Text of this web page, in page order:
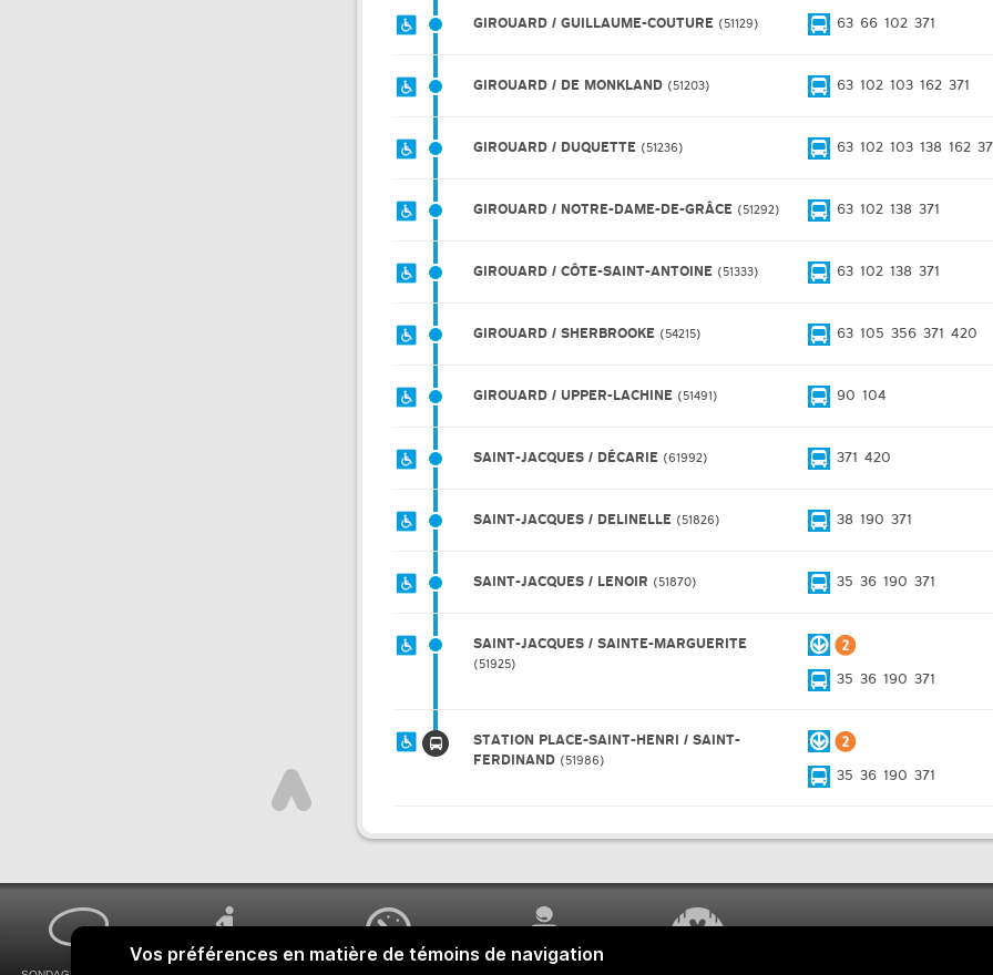
GIROUARD / GUILLAUME-COUTURE 51129 63 66 102 371
GIROUARD / DE MONKLAND 51203 63 102 103 162 371
GIROUARD / DUQUETTE 51236 63 102 103 138 162
GIROUARD / NOTRE-DAME-DE-GRÂCE 51292 63 102 138 371
GIROUARD / CÔTE-SAINT-ANTOINE 51333 63 102 138 371
GIROUARD / SHERBROOKE 54215 63 105 356 371 420
GIROUARD / UPPER-LACHINE 51491 90 104
SAINT-JACQUES / DÉCARIE 61992 371 420
SAINT-JACQUES / DELINELLE 51826 38 190 371
SAINT-JACQUES / LENOIR 51870 35 36 190 371
SAINT-JACQUES / SAINTE-MARGUERITE
51925
35 36 190 371
STATION PLACE-SAINT-HENRI / SAINT-
FERDINAND
51986
35 36 190 371